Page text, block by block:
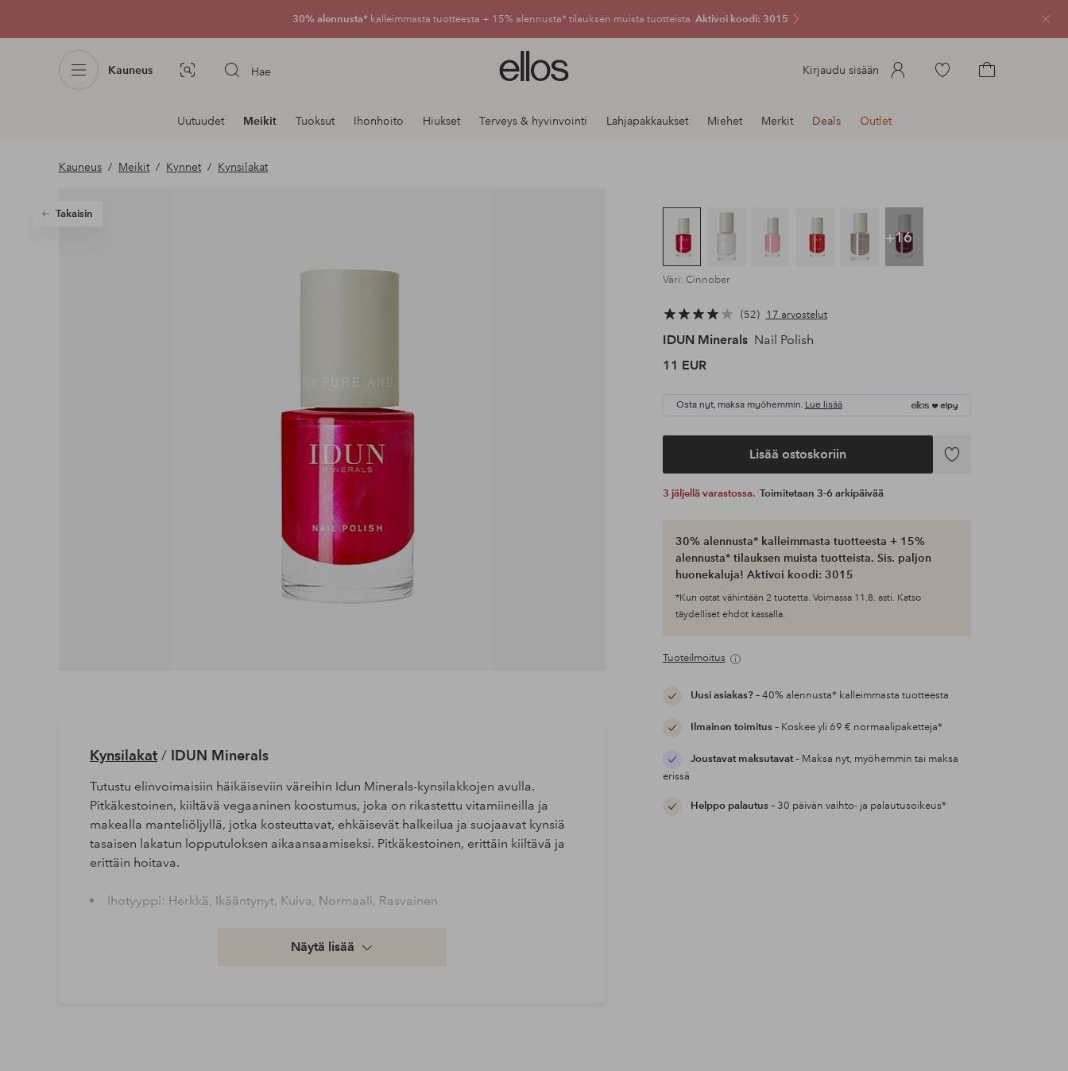
30% alennusta* kalleimmasta tuotteesta + 15% alennusta* tilauksen muista tuotteista. Aktivoi koodi: 3015 Sulje
Kauneus Kuvahaku Hae
Ellos-
logo
siirry
Kirjaudu sisään
Siirry
osastoilla
Uutuudet Meikit Tuoksut Ihonhoito Hiukset Terveys & hyvinvointi Lahjapakkaukset Miehet Merkit Deals Outlet
Kauneus Meikit Kynnet Kynsilakat
Takaisin
+16
Väri: Cinnober
52 17 arvostelut
IDUN Minerals Nail Polish
11 EUR
Osta nyt, maksa myöhemmin. Lue lisää
Lisää ostoskoriin
Lisää
3 jäljellä varastossa. Toimitetaan 3-6 arkipäivää
30% alennusta* kalleimmasta tuotteesta + 15%
alennusta* tilauksen muista tuotteista. Sis. paljon
huonekaluja! Aktivoi koodi: 3015
*Kun ostat vähintään 2 tuotetta. Voimassa 11.8. asti. Katso
täydelliset ehdot kassalla.
Tuoteilmoitus
Uusi asiakas?– 40% alennusta* kalleimmasta tuotteesta
Ilmainen toimitus– Koskee yli 69 € normaalipaketteja*
Joustavat maksutavat– Maksa nyt, myöhemmin tai maksa
erissä
Helppo palautus– 30 päivän vaihto- ja palautusoikeus*
Kynsilakat/ IDUN Minerals
Tutustu elinvoimaisiin häikäiseviin väreihin Idun Minerals-kynsilakkojen avulla.
Pitkäkestoinen, kiiltävä vegaaninen koostumus, joka on rikastettu vitamiineilla ja
makealla manteliöljyllä, jotka kosteuttavat, ehkäisevät halkeilua ja suojaavat kynsiä
tasaisen lakatun lopputuloksen aikaansaamiseksi. Pitkäkestoinen, erittäin kiiltävä ja
erittäin hoitava.
Ihotyyppi: Herkkä, Ikääntynyt, Kuiva, Normaali, Rasvainen
Näytä lisää